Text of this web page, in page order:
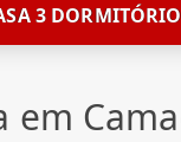
3
em